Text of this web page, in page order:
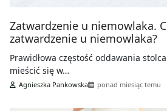
Zatwardzenie u niemowlaka.
zatwardzenie u niemowlaka?
Prawidłowa częstość oddawania
mieścić się w…
Agnieszka Pankowska ponad miesiąc temu